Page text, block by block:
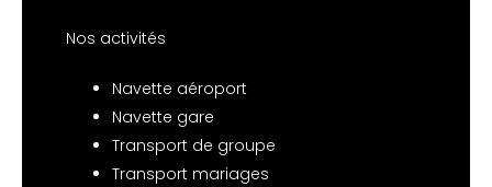
Nos activités
Navette aéroport
Navette gare
Transport de groupe
Transport mariages